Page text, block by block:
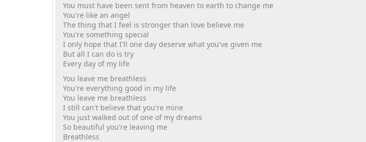
You must have been sent from heaven to earth to change me
You're like an angel
The thing that I feel is stronger than love believe me
You're something special
I only hope that I'll one day deserve what you've given me
But all I can do is try
Every day of my life
You leave me breathless
You're everything good in my life
You leave me breathless
I still can't believe that you're mine
You just walked out of one of my dreams
So beautiful you're leaving me
Breathless